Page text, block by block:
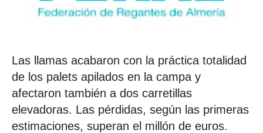
Las llamas acabaron con la práctica totalidad
de los palets apilados en la campa y
afectaron también a dos carretillas
elevadoras. Las pérdidas, según las primeras
estimaciones, superan el millón de euros.